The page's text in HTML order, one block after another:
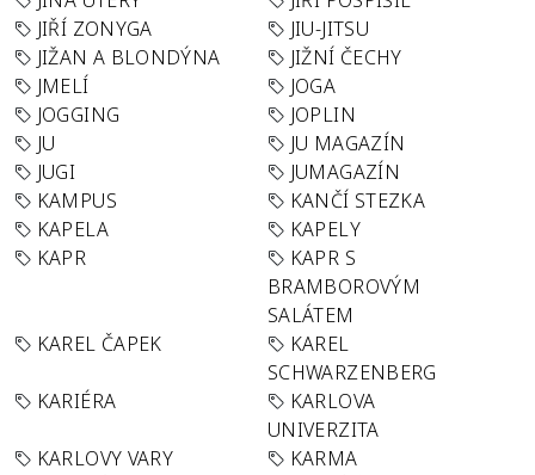
JIŘÍ ZONYGA
JIU-JITSU
JIŽAN A BLONDÝNA
JIŽNÍ ČECHY
JMELÍ
JOGA
JOGGING
JOPLIN
JU
JU MAGAZÍN
JUGI
JUMAGAZÍN
KAMPUS
KANČÍ STEZKA
KAPELA
KAPELY
KAPR
KAPR S
BRAMBOROVÝM
SALÁTEM
KAREL ČAPEK
KAREL
SCHWARZENBERG
KARIÉRA
KARLOVA
UNIVERZITA
KARLOVY VARY
KARMA